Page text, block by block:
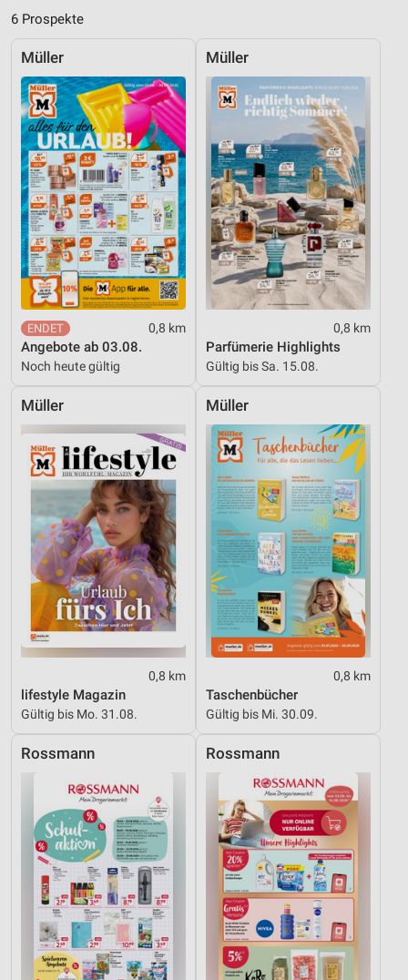
6 Prospekte
Müller
0,8 km
Angebote ab 03.08.
Noch heute gültig
Müller
0,8 km
Parfümerie Highlights
Gültig bis Sa. 15.08.
Müller
0,8 km
lifestyle Magazin
Gültig bis Mo. 31.08.
Müller
0,8 km
Taschenbücher
Gültig bis Mi. 30.09.
Rossmann Rossmann
Notwendig
Performance
Funktional
Werbung